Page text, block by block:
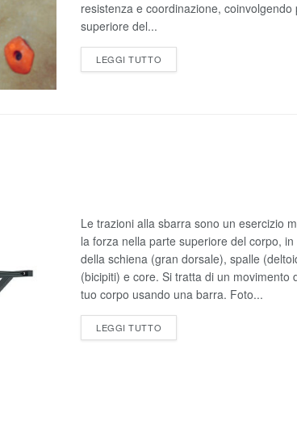
resistenza e coordinazione,
superiore del...
LEGGI TUTTO
Le trazioni alla sbarra sono un esercizio
la forza nella parte superiore del corpo,
della schiena (gran dorsale), spalle
(bicipiti) e core. Si tratta di un movimento
tuo corpo usando una barra. Foto...
LEGGI TUTTO